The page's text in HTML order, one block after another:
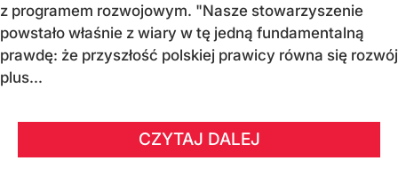
z programem rozwojowym. "Nasze stowarzyszenie
powstało właśnie z wiary w tę jedną fundamentalną
prawdę: że przyszłość polskiej prawicy równa się rozwój
plus...
CZYTAJ DALEJ